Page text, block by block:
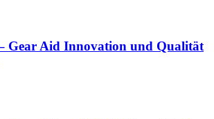
Gear Aid Innovation und Qualität